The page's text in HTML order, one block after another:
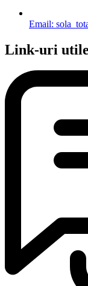
Email:
Link-uri utile